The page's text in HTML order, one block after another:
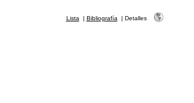
Lista | Bibliografía | Detalles